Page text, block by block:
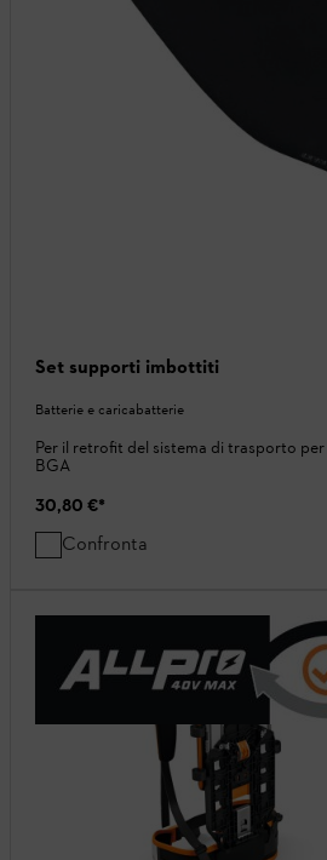
Set supporti imbottiti
Batterie e caricabatterie
Per il retrofit del sistema di trasporto
BGA
30,80 €*
Confronta